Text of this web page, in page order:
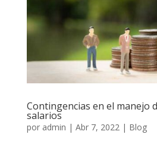
Contingencias en el manejo
salarios
por admin | Abr 7, 2022| Blog